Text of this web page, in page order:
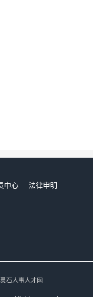
中心
法律申明
石人事人才网